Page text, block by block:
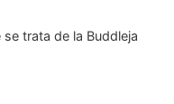
trata de la Buddleja